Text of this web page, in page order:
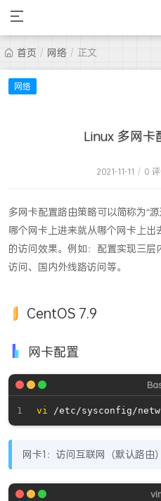
首页 / 网络 / 正文
网络
Linux 多网卡
2021-11-11 / 0
多网卡配置路由策略可以简称为“
哪个网卡上进来就从哪个网卡上
的访问效果。例如：配置实现三
访问、国内外线路访问等。
CentOS 7.9
网卡配置
vi
网卡1：访问互联网（默认路由）